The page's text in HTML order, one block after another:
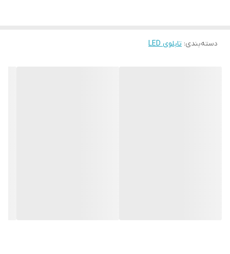
بابت آسیب وارد شدن به تابلو نداشته باشیم. با شدت نور بالا این تابلو
دسته‌بندی: تابلوی LED